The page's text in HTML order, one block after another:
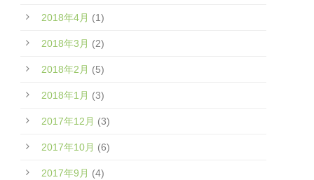
2018年4月 (1)
2018年3月 (2)
2018年2月 (5)
2018年1月 (3)
2017年12月 (3)
2017年10月 (6)
2017年9月 (4)